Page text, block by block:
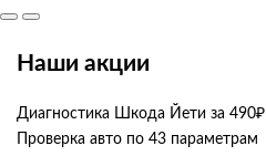
Наши акции
Диагностика Шкода Йети за 490₽
Проверка авто по 43 параметрам